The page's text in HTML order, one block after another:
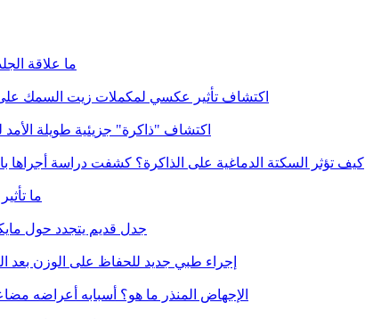
ما علاقة
اكتشاف تأثير عكسي لمكملات زيت السمك
اكتشاف "ذاكرة" جزيئية طويلة الأمد
كيف تؤثر السكتة الدماغية على الذاكرة؟ كشفت دراسة
ما
جدل قديم يتجدد حول
إجراء طبي جديد للحفاظ على الوزن بعد
الإجهاض المنذر ما هو؟ أسبابه أعراضه